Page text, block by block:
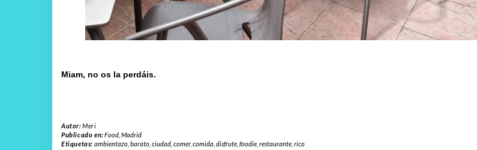
Miam, no os la perdáis.
Autor:Meri
Publicado en:Food ,Madrid
Etiquetas: ambientazo, barato, ciudad, comer, comida disfrute, foodie, restaurante, rico